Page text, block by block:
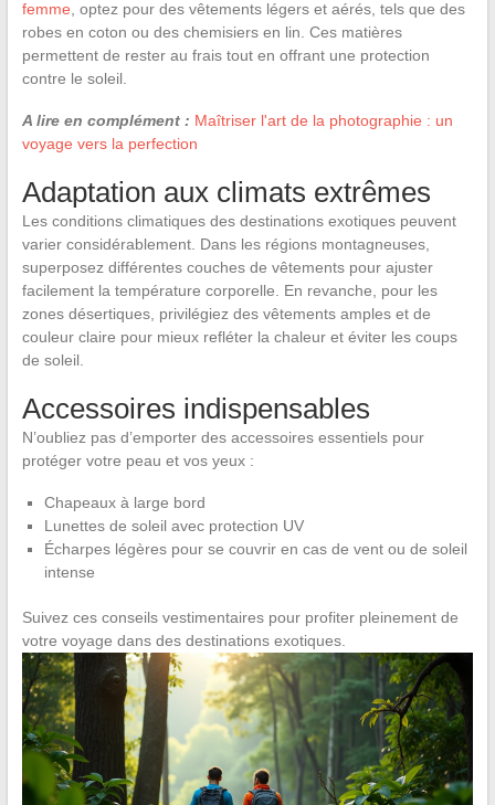
femme , optez pour des vêtements légers et aérés, tels que des
robes en coton ou des chemisiers en lin. Ces matières
permettent de rester au frais tout en offrant une protection
contre le soleil.
A lire en complément : Maîtriser l'art de la photographie : un
voyage vers la perfection
Adaptation aux climats extrêmes
Les conditions climatiques des destinations exotiques peuvent
varier considérablement. Dans les régions montagneuses,
superposez différentes couches de vêtements pour ajuster
facilement la température corporelle. En revanche, pour les
zones désertiques, privilégiez des vêtements amples et de
couleur claire pour mieux refléter la chaleur et éviter les coups
de soleil.
Accessoires indispensables
N’oubliez pas d’emporter des accessoires essentiels pour
protéger votre peau et vos yeux :
Chapeaux à large bord
Lunettes de soleil avec protection UV
Écharpes légères pour se couvrir en cas de vent ou de soleil
intense
Suivez ces conseils vestimentaires pour profiter pleinement de
votre voyage dans des destinations exotiques.